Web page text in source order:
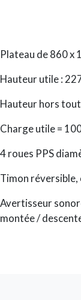
Plateau de 860 x
Hauteur utile :
Hauteur hors
Charge utile =
4 roues PPS
Timon
Avertisseur
montée /